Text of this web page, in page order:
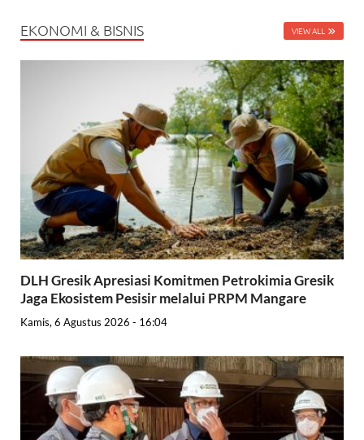
EKONOMI & BISNIS VIEW ALL
DLH Gresik Apresiasi Komitmen Petrokimia Gresik
Jaga Ekosistem Pesisir melalui PRPM Mangare
Kamis, 6 Agustus 2026 - 16:04